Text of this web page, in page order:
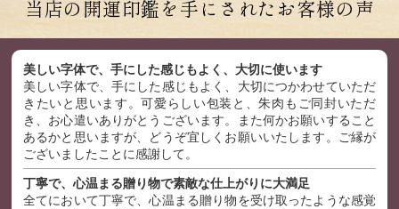
当店の開運印鑑を手にされた お客様の声
美しい字体で、手にした感じもよく、大切に使います
美しい字体で、手にした感じもよく、大切につかわせていただ
きたいと思います。可愛らしい包装と、朱肉もご同封いただ
き、お心遣いありがとうございます。また何かお願いすること
あるかと思いますが、どうぞ宜しくお願いいたします。ご縁が
ございましたことに感謝して。
丁寧で、心温まる贈り物で素敵な仕上がりに大満足
全てにおいて丁寧で、心温まる贈り物を受け取ったような感覚